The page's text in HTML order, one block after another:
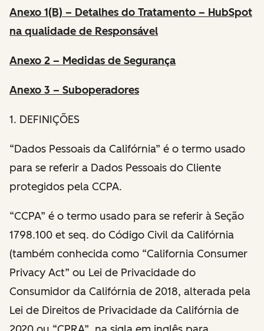
Anexo 1(B) – Detalhes do Tratamento – HubSpot
na qualidade de Responsável
Anexo 2 – Medidas de Segurança
Anexo 3 – Suboperadores
1. DEFINIÇÕES
“Dados Pessoais da Califórnia” é o termo usado
para se referir a Dados Pessoais do Cliente
protegidos pela CCPA.
“CCPA” é o termo usado para se referir à Seção
1798.100 et seq. do Código Civil da Califórnia
(também conhecida como “California Consumer
Privacy Act” ou Lei de Privacidade do
Consumidor da Califórnia de 2018, alterada pela
Lei de Direitos de Privacidade da Califórnia de